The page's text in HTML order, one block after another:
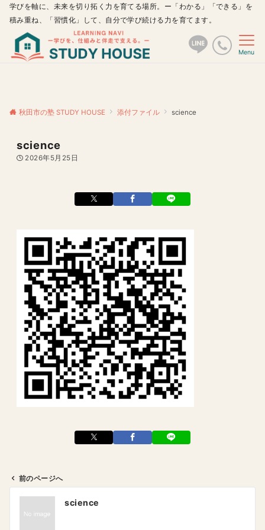
学びを軸に、未来を切り拓く力を育てる場所。ー「わかる」「できる」を
積み重ね、「習慣化」して、自分で学び続ける力を育てます。
Menu
秋田市の塾 STUDY HOUSE 添付ファイル science
science
2026年5月25日
前のページへ
science